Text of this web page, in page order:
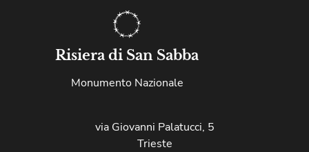
Risiera di San Sabba
Monumento Nazionale
via Giovanni Palatucci, 5
Trieste